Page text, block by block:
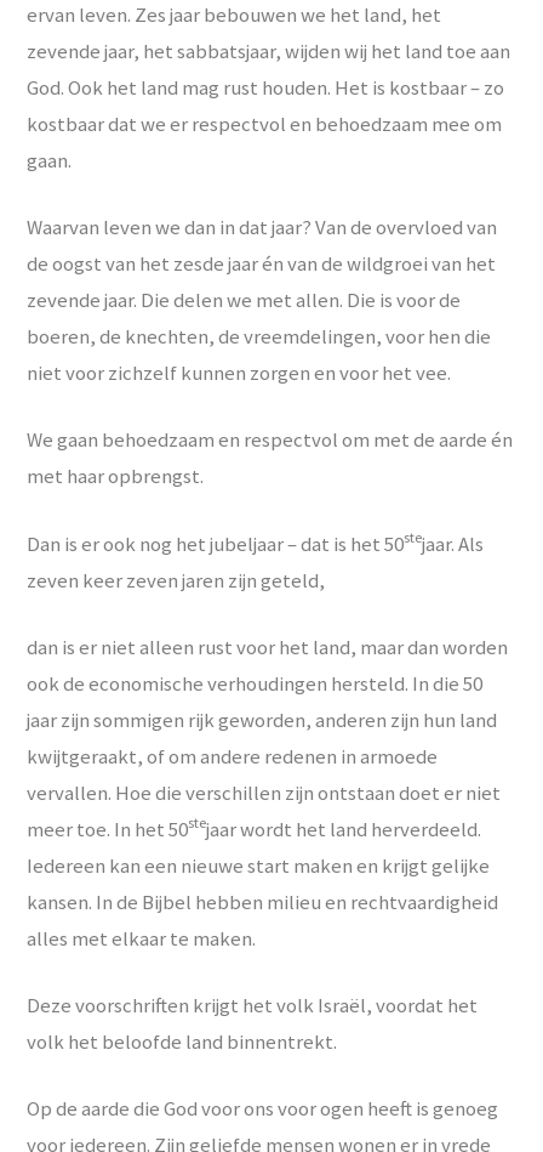
ervan leven. Zes jaar bebouwen we het land, het
zevende jaar, het sabbatsjaar, wijden wij het land toe aan
God. Ook het land mag rust houden. Het is kostbaar – zo
kostbaar dat we er respectvol en behoedzaam mee om
gaan.
Waarvan leven we dan in dat jaar? Van de overvloed van
de oogst van het zesde jaar én van de wildgroei van het
zevende jaar. Die delen we met allen. Die is voor de
boeren, de knechten, de vreemdelingen, voor hen die
niet voor zichzelf kunnen zorgen en voor het vee.
We gaan behoedzaam en respectvol om met de aarde én
met haar opbrengst.
Dan is er ook nog het jubeljaar – dat is het 50stejaar. Als
zeven keer zeven jaren zijn geteld,
dan is er niet alleen rust voor het land, maar dan worden
ook de economische verhoudingen hersteld. In die 50
jaar zijn sommigen rijk geworden, anderen zijn hun land
kwijtgeraakt, of om andere redenen in armoede
vervallen. Hoe die verschillen zijn ontstaan doet er niet
meer toe. In het 50stejaar wordt het land herverdeeld.
Iedereen kan een nieuwe start maken en krijgt gelijke
kansen. In de Bijbel hebben milieu en rechtvaardigheid
alles met elkaar te maken.
Deze voorschriften krijgt het volk Israël, voordat het
volk het beloofde land binnentrekt.
Op de aarde die God voor ons voor ogen heeft is genoeg
voor iedereen. Zijn geliefde mensen wonen er in vrede